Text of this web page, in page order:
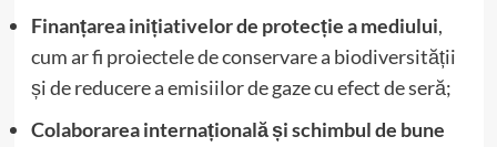
Finanțarea inițiativelor de protecție a mediului,
cum ar fi proiectele de conservare a biodiversității
și de reducere a emisiilor de gaze cu efect de seră;
Colaborarea internațională și schimbul de bune